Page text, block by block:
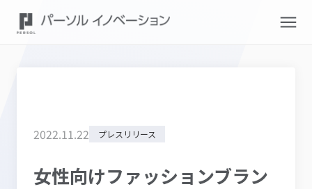
2022.11.22 プレスリリース
女性向けファッションブラン